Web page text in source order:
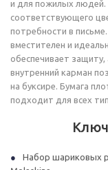
и для пожилых людей.
соответствующего
потребности в
вместителен и
обеспечивает
внутренний карман
на буксире. Бумага
подходит для всех
Набор шариковых